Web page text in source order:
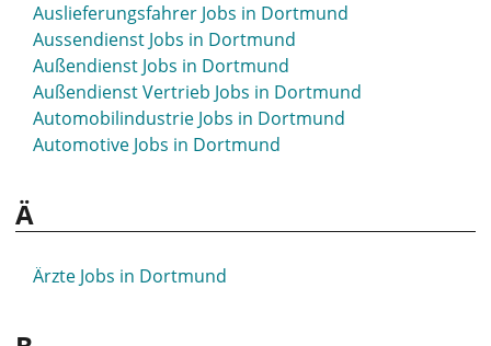
Auslieferungsfahrer Jobs in Dortmund
Aussendienst Jobs in Dortmund
Außendienst Jobs in Dortmund
Außendienst Vertrieb Jobs in Dortmund
Automobilindustrie Jobs in Dortmund
Automotive Jobs in Dortmund
Ä
Ärzte Jobs in Dortmund